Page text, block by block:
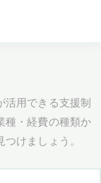
用できる支援制
種・経費の種類か
けましょう。